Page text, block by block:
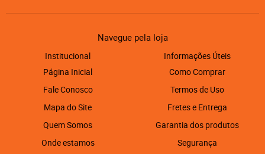
Navegue pela loja
Institucional
Página Inicial
Fale Conosco
Mapa do Site
Quem Somos
Onde estamos
Informações Úteis
Como Comprar
Termos de Uso
Fretes e Entrega
Garantia dos produtos
Segurança